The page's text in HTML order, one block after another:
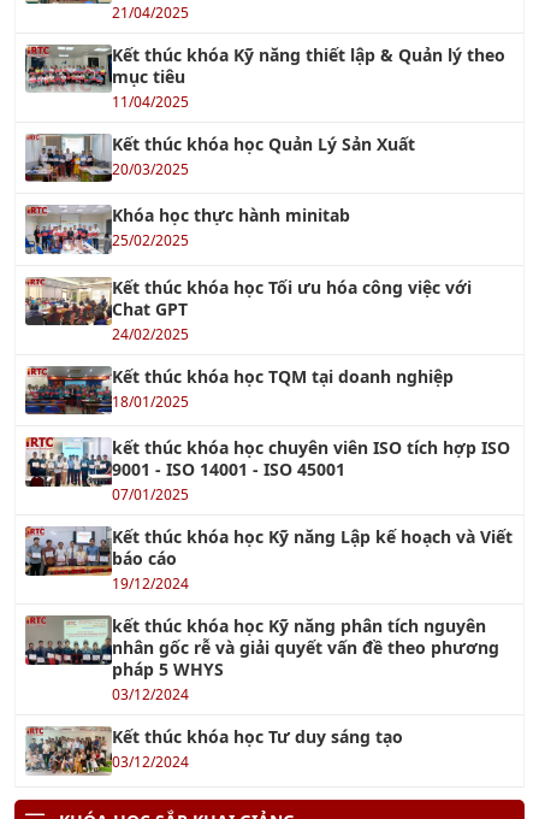
21/04/2025
Kết thúc khóa Kỹ năng thiết lập & Quản lý theo
mục tiêu
11/04/2025
Kết thúc khóa học Quản Lý Sản Xuất
20/03/2025
Khóa học thực hành minitab
25/02/2025
Kết thúc khóa học Tối ưu hóa công việc với
Chat GPT
24/02/2025
Kết thúc khóa học TQM tại doanh nghiệp
18/01/2025
kết thúc khóa học chuyên viên ISO tích hợp ISO
9001 - ISO 14001 - ISO 45001
07/01/2025
Kết thúc khóa học Kỹ năng Lập kế hoạch và Viết
báo cáo
19/12/2024
kết thúc khóa học Kỹ năng phân tích nguyên
nhân gốc rễ và giải quyết vấn đề theo phương
pháp 5 WHYS
03/12/2024
Kết thúc khóa học Tư duy sáng tạo
03/12/2024